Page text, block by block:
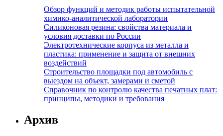
Обзор функций и методик работы испытательной
химико-аналитической лаборатории
Силиконовая резина: свойства материала и
условия доставки по России
Электротехнические корпуса из металла и
пластика: применение и защита от внешних
воздействий
Строительство площадки под автомобиль с
выездом на объект, замерами и сметой
Справочник по контролю качества печатных плат:
принципы, методики и требования
Архив